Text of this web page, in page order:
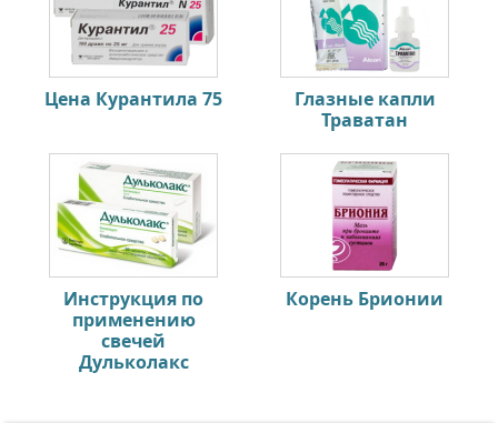
Цена Курантила 75
Глазные капли
Траватан
Инструкция по
применению
свечей
Дульколакс
Корень Брионии